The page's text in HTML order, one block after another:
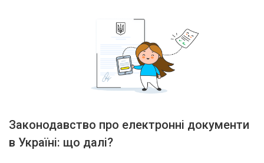
Законодавство про електронні документи
в Україні: що далі?